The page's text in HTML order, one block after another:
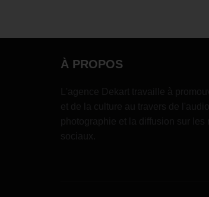
À PROPOS